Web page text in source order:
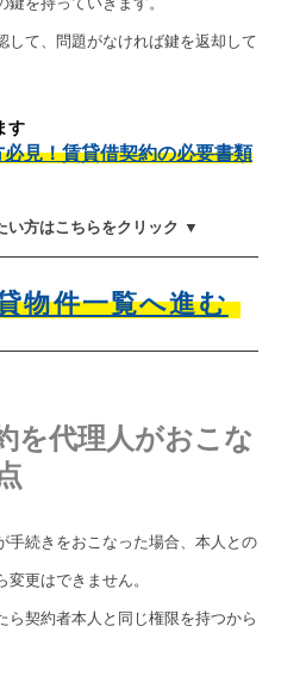
して、問題がなければ鍵を返却して
す
見！賃貸借契約の必要書類
い方はこちらをクリック ▼
物件一覧へ進む
を代理人がおこな
手続きをおこなった場合、本人との
更はできません。
ら契約者本人と同じ権限を持つから